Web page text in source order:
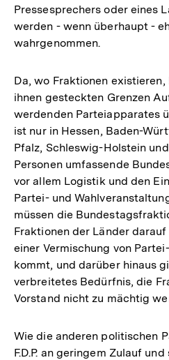
Pressesprechers oder eines
werden - wenn überhaupt -
wahrgenommen.
Da, wo Fraktionen
ihnen gesteckten Grenzen
werdenden Parteiapparates
ist nur in Hessen, Baden-
Pfalz, Schleswig-Holstein
Personen umfassende
vor allem Logistik und den
Partei- und
müssen die
Fraktionen der Länder
einer Vermischung von
kommt, und darüber hinaus
verbreitetes Bedürfnis, die
Vorstand nicht zu mächtig
Wie die anderen politischen
F.D.P. an geringem Zulauf